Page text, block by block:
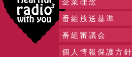
企業理念
番組放送基準
番組審議会
個人情報保護方針